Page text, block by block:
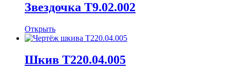
Звездочка Т9.02.002
Открыть
Шкив Т220.04.005